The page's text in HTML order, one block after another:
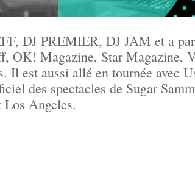
DJ PREMIER, DJ JAM et a
Magazine, Star Magazine,
Il est aussi allé en tournée avec
des spectacles de Sugar
Los Angeles.